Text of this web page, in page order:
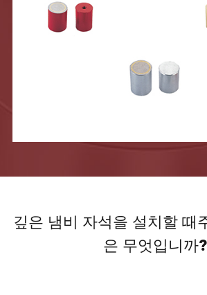
깊은 냄비 자석을 설치할 때
은 무엇입니까?